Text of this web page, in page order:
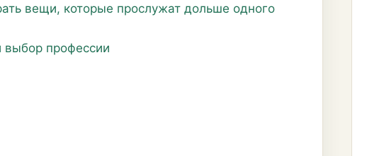
вещи, которые прослужат дольше одного
выбор профессии